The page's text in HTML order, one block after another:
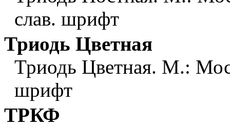
слав. шрифт
Триодь Цветная
Триодь Цветная. М.:
шрифт
ТРКФ